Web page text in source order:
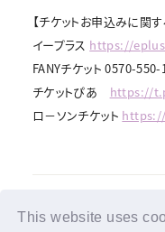
This website uses
【チケットお申込みに関
イープラス https://
FANYチケット 0570-
チケットぴあ https://
ロ－ソンチケット